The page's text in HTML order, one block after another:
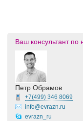
Ваш консультант по
Петр Обрамов
+7(499) 346 8069
info@evrazn.ru
evrazn_ru